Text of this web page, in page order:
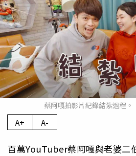
蔡阿嘎拍影片紀錄結紮過程。
A+ A-
百萬YouTuber蔡阿嘎與老婆二